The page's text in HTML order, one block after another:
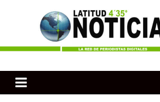
Latitud 435 Noticias